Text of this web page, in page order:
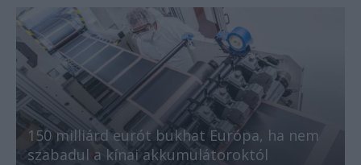
150 milliárd eurót bukhat Európa, ha nem
szabadul a kínai akkumulátoroktól